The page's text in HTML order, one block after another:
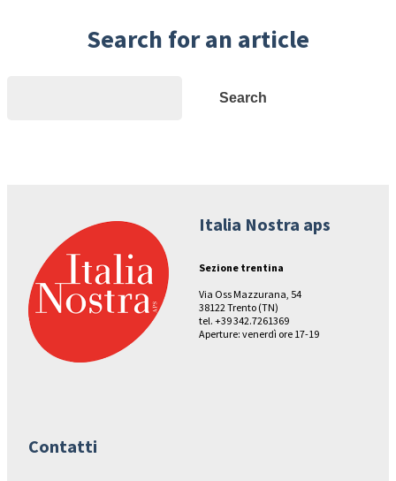
Search for an article
Search
Italia Nostra aps
Sezione trentina
Via Oss Mazzurana, 54
38122 Trento (TN)
tel. +39 342.7261369
Aperture: venerdì ore 17-19
Contatti